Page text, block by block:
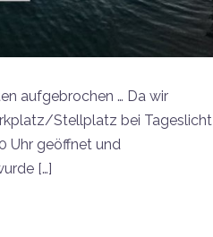
aufgebrochen … Da wir
Stellplatz bei Tageslicht
Uhr geöffnet und
[…]